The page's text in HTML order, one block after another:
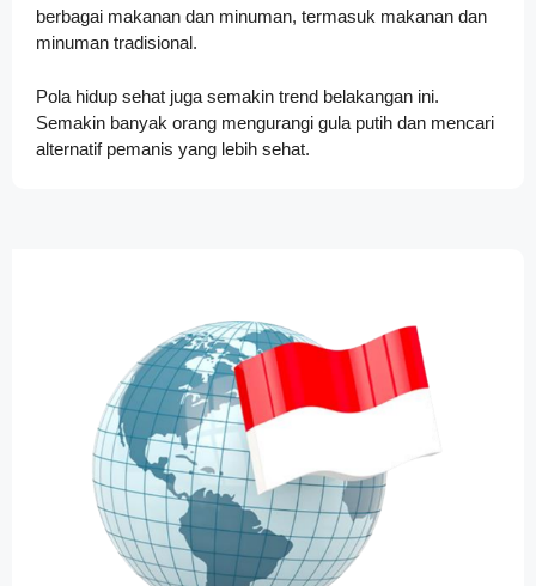
berbagai makanan dan minuman, termasuk makanan dan
minuman tradisional.
Pola hidup sehat juga semakin trend belakangan ini.
Semakin banyak orang mengurangi gula putih dan mencari
alternatif pemanis yang lebih sehat.